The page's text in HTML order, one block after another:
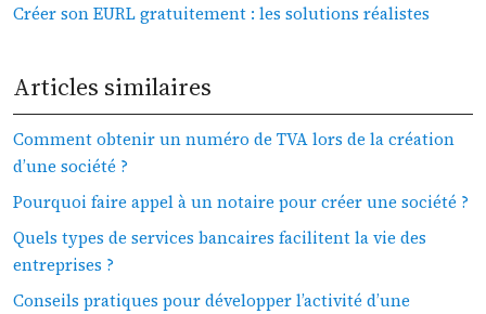
Créer son EURL gratuitement : les solutions réalistes
Articles similaires
Comment obtenir un numéro de TVA lors de la création
d’une société ?
Pourquoi faire appel à un notaire pour créer une société ?
Quels types de services bancaires facilitent la vie des
entreprises ?
Conseils pratiques pour développer l’activité d’une